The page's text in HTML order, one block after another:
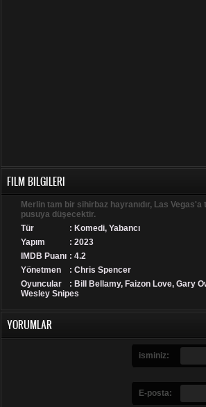
FILM BILGILERI
Merlin tam bir sihirbaz hayranıdır, Las Vegas'a
pusuya düşecektir.
Tür
: Komedi, Yabancı
Yapım
: 2023
IMDB Puanı : 4.2
Yönetmen
: Chris Spencer
Oyuncular
: Bill Bellamy, Faizon Love, Gary
Wesley Snipes
YORUMLAR
isminiz:
E-posta: